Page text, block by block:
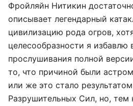
Фройляйн Нитикин
описывает легендарный
цивилизацию рода огров,
целесообразности я избавлю
прослушивания полной
то, что причиной были
или же это стало
Разрушительных Сил, но, тем